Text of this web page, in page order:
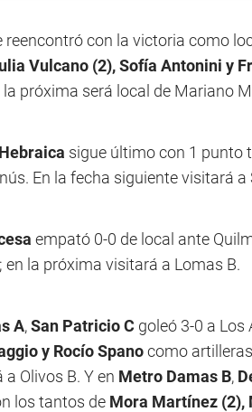
con la victoria como
Vulcano (2), Sofía Antonini y
la próxima será local de Mariano
Hebraica sigue último con 1 punto
En la fecha siguiente visitará a
empató 0-0 de local ante
; en la próxima visitará a Lomas B.
A,San Patricio C goleó 3-0 a Los
y Rocío Spanocomo
Olivos B. Y en Metro Damas B,
los tantos de Mora Martínez (2),